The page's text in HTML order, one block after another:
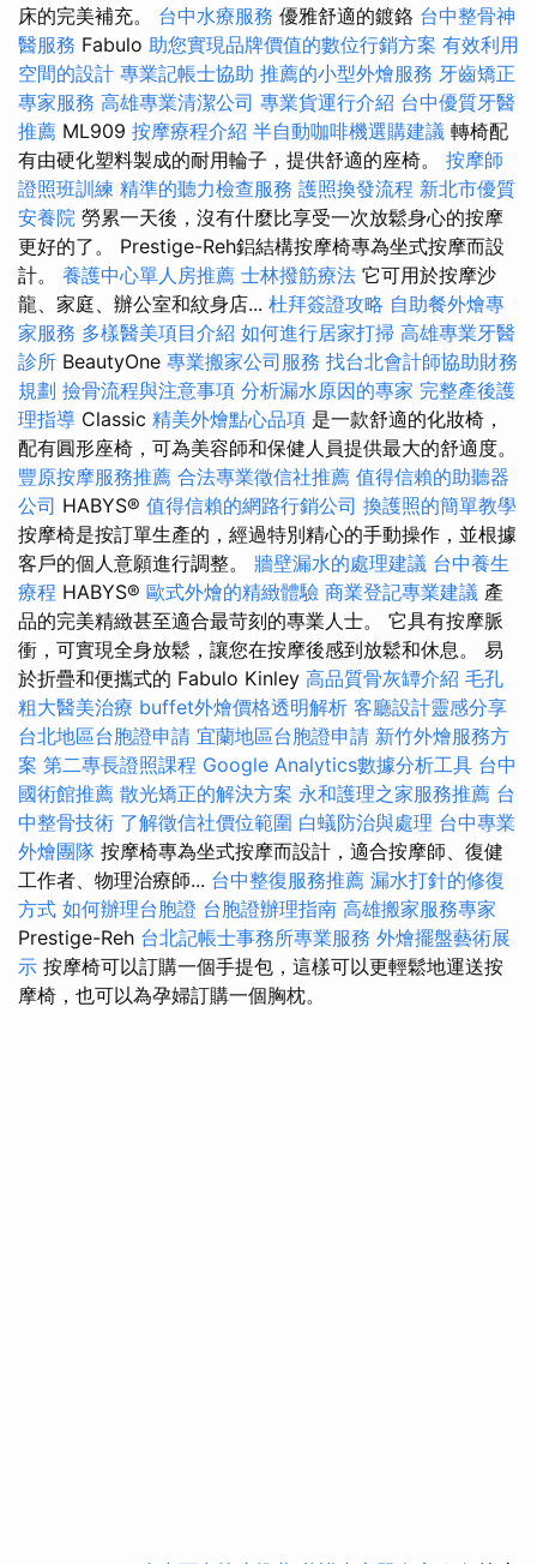
床的完美補充。 台中水療服務 優雅舒適的鍍鉻 台中整骨神
醫服務 Fabulo 助您實現品牌價值的數位行銷方案 有效利用
空間的設計 專業記帳士協助 推薦的小型外燴服務 牙齒矯正
專家服務 高雄專業清潔公司 專業貨運行介紹 台中優質牙醫
推薦 ML909 按摩療程介紹 半自動咖啡機選購建議 轉椅配
有由硬化塑料製成的耐用輪子，提供舒適的座椅。 按摩師
證照班訓練 精準的聽力檢查服務 護照換發流程 新北市優質
安養院 勞累一天後，沒有什麼比享受一次放鬆身心的按摩
更好的了。 Prestige-Reh鋁結構按摩椅專為坐式按摩而設
計。 養護中心單人房推薦 士林撥筋療法 它可用於按摩沙
龍、家庭、辦公室和紋身店... 杜拜簽證攻略 自助餐外燴專
家服務 多樣醫美項目介紹 如何進行居家打掃 高雄專業牙醫
診所 BeautyOne 專業搬家公司服務 找台北會計師協助財務
規劃 撿骨流程與注意事項 分析漏水原因的專家 完整產後護
理指導 Classic 精美外燴點心品項 是一款舒適的化妝椅，
配有圓形座椅，可為美容師和保健人員提供最大的舒適度。
豐原按摩服務推薦 合法專業徵信社推薦 值得信賴的助聽器
公司 HABYS® 值得信賴的網路行銷公司 換護照的簡單教學
按摩椅是按訂單生產的，經過特別精心的手動操作，並根據
客戶的個人意願進行調整。 牆壁漏水的處理建議 台中養生
療程 HABYS® 歐式外燴的精緻體驗 商業登記專業建議 產
品的完美精緻甚至適合最苛刻的專業人士。 它具有按摩脈
衝，可實現全身放鬆，讓您在按摩後感到放鬆和休息。 易
於折疊和便攜式的 Fabulo Kinley 高品質骨灰罈介紹 毛孔
粗大醫美治療 buffet外燴價格透明解析 客廳設計靈感分享
台北地區台胞證申請 宜蘭地區台胞證申請 新竹外燴服務方
案 第二專長證照課程 Google Analytics數據分析工具 台中
國術館推薦 散光矯正的解決方案 永和護理之家服務推薦 台
中整骨技術 了解徵信社價位範圍 白蟻防治與處理 台中專業
外燴團隊 按摩椅專為坐式按摩而設計，適合按摩師、復健
工作者、物理治療師... 台中整復服務推薦 漏水打針的修復
方式 如何辦理台胞證 台胞證辦理指南 高雄搬家服務專家
Prestige-Reh 台北記帳士事務所專業服務 外燴擺盤藝術展
示 按摩椅可以訂購一個手提包，這樣可以更輕鬆地運送按
摩椅，也可以為孕婦訂購一個胸枕。